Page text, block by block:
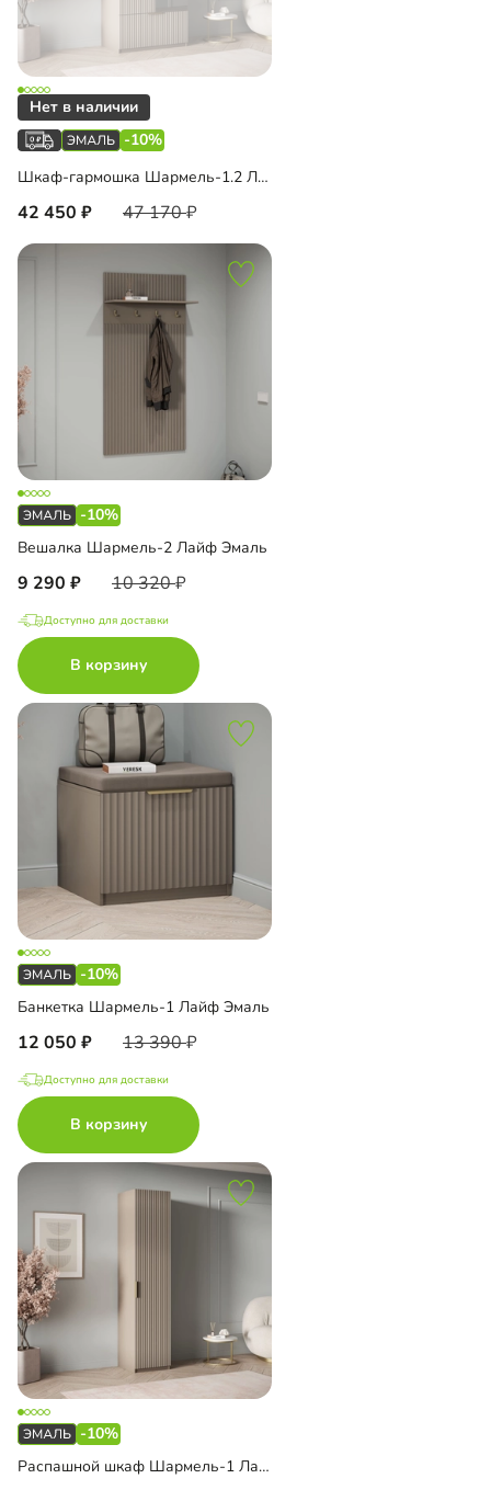
-10%
Шкаф-гармошка Шармель-1.2 Лайф Эмаль с зеркалом
42 450 47 170
-10%
Вешалка Шармель-2 Лайф Эмаль
9 290 10 320
Доступно для доставки
В корзину
-10%
Банкетка Шармель-1 Лайф Эмаль
12 050 13 390
Доступно для доставки
В корзину
-10%
Распашной шкаф Шармель-1 Лайф Эмаль